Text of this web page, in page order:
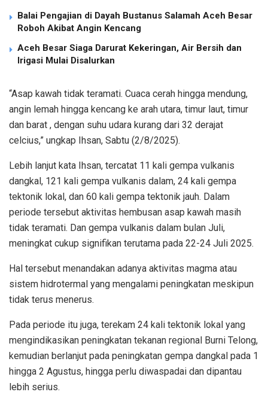
Balai Pengajian di Dayah Bustanus Salamah Aceh Besar
Roboh Akibat Angin Kencang
Aceh Besar Siaga Darurat Kekeringan, Air Bersih dan
Irigasi Mulai Disalurkan
“Asap kawah tidak teramati. Cuaca cerah hingga mendung,
angin lemah hingga kencang ke arah utara, timur laut, timur
dan barat , dengan suhu udara kurang dari 32 derajat
celcius,” ungkap Ihsan, Sabtu (2/8/2025).
Lebih lanjut kata Ihsan, tercatat 11 kali gempa vulkanis
dangkal, 121 kali gempa vulkanis dalam, 24 kali gempa
tektonik lokal, dan 60 kali gempa tektonik jauh. Dalam
periode tersebut aktivitas hembusan asap kawah masih
tidak teramati. Dan gempa vulkanis dalam bulan Juli,
meningkat cukup signifikan terutama pada 22-24 Juli 2025.
Hal tersebut menandakan adanya aktivitas magma atau
sistem hidrotermal yang mengalami peningkatan meskipun
tidak terus menerus.
Pada periode itu juga, terekam 24 kali tektonik lokal yang
mengindikasikan peningkatan tekanan regional Burni Telong,
kemudian berlanjut pada peningkatan gempa dangkal pada 1
hingga 2 Agustus, hingga perlu diwaspadai dan dipantau
lebih serius.